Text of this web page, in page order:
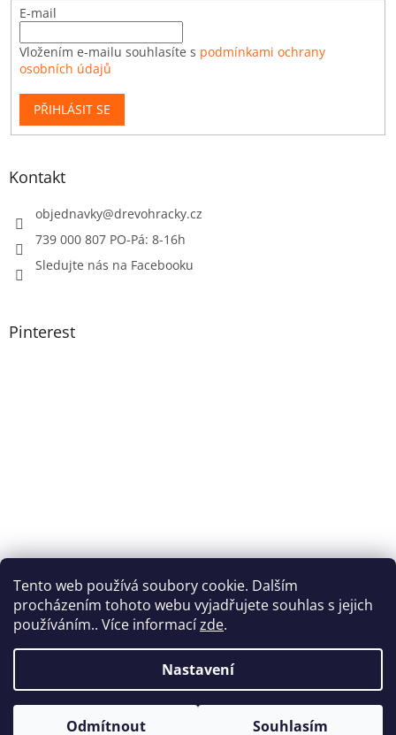
Tento web používá soubory cookie. Dalším
procházením tohoto webu vyjadřujete souhlas s jejich
používáním.. Více informacízde.
Nastavení
Odmítnout Souhlasím
E-mail
Vložením e-mailu souhlasíte s podmínkami ochrany
osobních údajů
PŘIHLÁSIT SE
Kontakt
objednavky@drevohracky.cz
739 000 807 PO-Pá: 8-16h
Sledujte nás na Facebooku
Pinterest
Vytvořil Shoptet
Copyright 2026Nabytek-vencl.cz . Všechna práva vyhrazena.